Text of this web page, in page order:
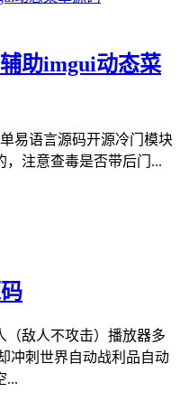
助imgui动态菜
易语言源码开源冷门模块
，注意查毒是否带后门...
（敌人不攻击）播放器多
冲刺世界自动战利品自动
...